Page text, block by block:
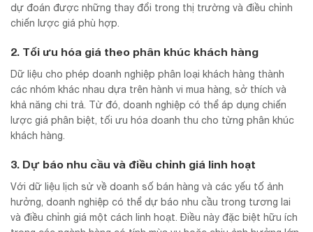
dự đoán được những thay đổi trong thị trường và điều chỉnh
chiến lược giá phù hợp.
2. Tối ưu hóa giá theo phân khúc khách hàng
Dữ liệu cho phép doanh nghiệp phân loại khách hàng thành
các nhóm khác nhau dựa trên hành vi mua hàng, sở thích và
khả năng chi trả. Từ đó, doanh nghiệp có thể áp dụng chiến
lược giá phân biệt, tối ưu hóa doanh thu cho từng phân khúc
khách hàng.
3. Dự báo nhu cầu và điều chỉnh giá linh hoạt
Với dữ liệu lịch sử về doanh số bán hàng và các yếu tố ảnh
hưởng, doanh nghiệp có thể dự báo nhu cầu trong tương lai
và điều chỉnh giá một cách linh hoạt. Điều này đặc biệt hữu ích